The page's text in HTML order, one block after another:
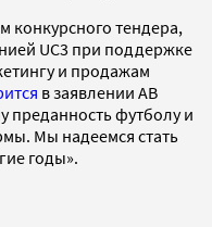
конкурсного тендера,
UC3 при поддержке
и продажам
в заявлении AB
преданность футболу и
Мы надеемся стать
годы».